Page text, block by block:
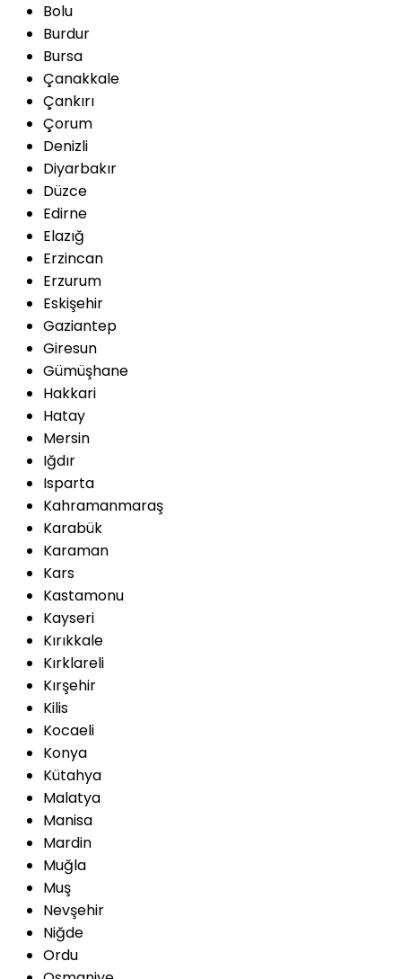
Bolu
Burdur
Bursa
Çanakkale
Çankırı
Çorum
Denizli
Diyarbakır
Düzce
Edirne
Elazığ
Erzincan
Erzurum
Eskişehir
Gaziantep
Giresun
Gümüşhane
Hakkari
Hatay
Mersin
Iğdır
Isparta
Kahramanmaraş
Karabük
Karaman
Kars
Kastamonu
Kayseri
Kırıkkale
Kırklareli
Kırşehir
Kilis
Kocaeli
Konya
Kütahya
Malatya
Manisa
Mardin
Muğla
Muş
Nevşehir
Niğde
Ordu